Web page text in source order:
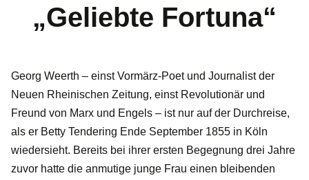
„Geliebte Fortuna“
Georg Weerth – einst Vormärz-Poet und Journalist der
Neuen Rheinischen Zeitung, einst Revolutionär und
Freund von Marx und Engels – ist nur auf der Durchreise,
als er Betty Tendering Ende September 1855 in Köln
wiedersieht. Bereits bei ihrer ersten Begegnung drei Jahre
zuvor hatte die anmutige junge Frau einen bleibenden